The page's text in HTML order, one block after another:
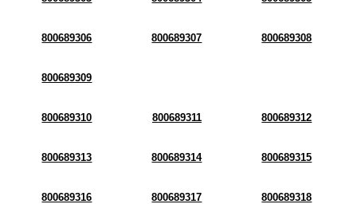
800689306 800689307 800689308
800689309
800689310 800689311 800689312
800689313 800689314 800689315
800689316 800689317 800689318